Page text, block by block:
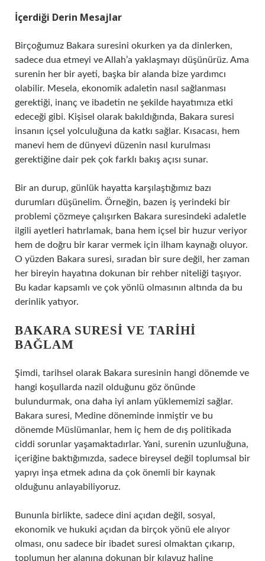
İçerdiği Derin Mesajlar
Birçoğumuz Bakara suresini okurken ya da dinlerken,
sadece dua etmeyi ve Allah’a yaklaşmayı düşünürüz. Ama
surenin her bir ayeti, başka bir alanda bize yardımcı
olabilir. Mesela, ekonomik adaletin nasıl sağlanması
gerektiği, inanç ve ibadetin ne şekilde hayatımıza etki
edeceği gibi. Kişisel olarak bakıldığında, Bakara suresi
insanın içsel yolculuğuna da katkı sağlar. Kısacası, hem
manevi hem de dünyevi düzenin nasıl kurulması
gerektiğine dair pek çok farklı bakış açısı sunar.
Bir an durup, günlük hayatta karşılaştığımız bazı
durumları düşünelim. Örneğin, bazen iş yerindeki bir
problemi çözmeye çalışırken Bakara suresindeki adaletle
ilgili ayetleri hatırlamak, bana hem içsel bir huzur veriyor
hem de doğru bir karar vermek için ilham kaynağı oluyor.
O yüzden Bakara suresi, sıradan bir sure değil, her zaman
her bireyin hayatına dokunan bir rehber niteliği taşıyor.
Bu kadar kapsamlı ve çok yönlü olmasının altında da bu
derinlik yatıyor.
BAKARA SURESI VE TARIHI
BAĞLAM
Şimdi, tarihsel olarak Bakara suresinin hangi dönemde ve
hangi koşullarda nazil olduğunu göz önünde
bulundurmak, ona daha iyi anlam yüklememizi sağlar.
Bakara suresi, Medine döneminde inmiştir ve bu
dönemde Müslümanlar, hem iç hem de dış politikada
ciddi sorunlar yaşamaktadırlar. Yani, surenin uzunluğuna,
içeriğine baktığımızda, sadece bireysel değil toplumsal bir
yapıyı inşa etmek adına da çok önemli bir kaynak
olduğunu anlayabiliyoruz.
Bununla birlikte, sadece dini açıdan değil, sosyal,
ekonomik ve hukuki açıdan da birçok yönü ele alıyor
olması, onu sadece bir ibadet suresi olmaktan çıkarıp,
toplumun her alanına dokunan bir kılavuz haline